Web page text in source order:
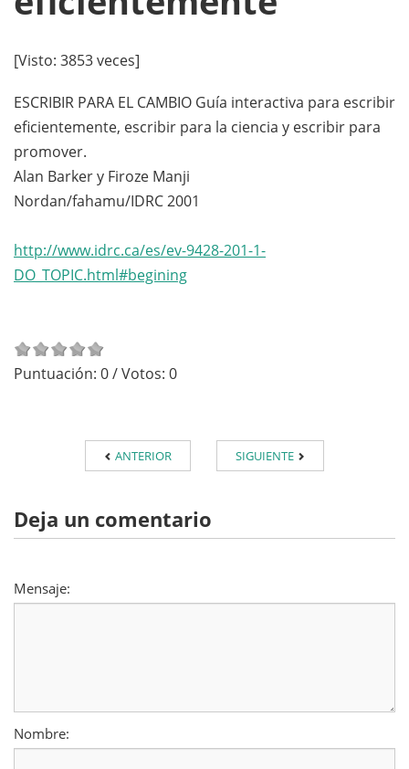
[Visto: 3853 veces]
ESCRIBIR PARA EL CAMBIO Guía interactiva para escribir
eficientemente, escribir para la ciencia y escribir para
promover.
Alan Barker y Firoze Manji
Nordan/fahamu/IDRC 2001
http://www.idrc.ca/es/ev-9428-201-1-
DO_TOPIC.html#begining
Puntuación: 0/ Votos: 0
ANTERIOR SIGUIENTE
Deja un comentario
Mensaje:
Nombre: